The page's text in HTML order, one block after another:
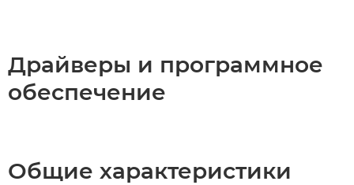
Драйверы и программное
обеспечение
Общие характеристики